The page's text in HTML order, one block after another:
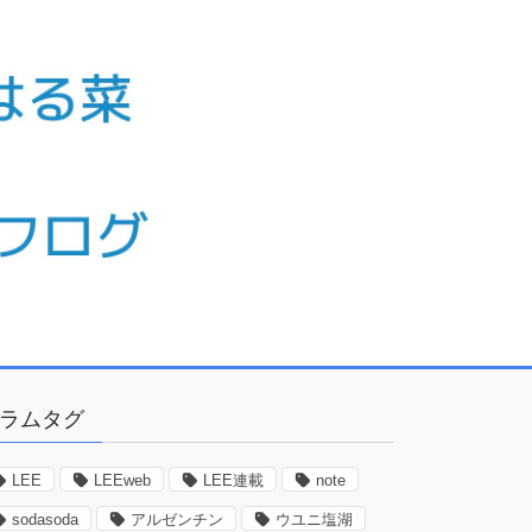
ムタグ
LEE LEEweb LEE連載 note
sodasoda アルゼンチン ウユニ塩湖